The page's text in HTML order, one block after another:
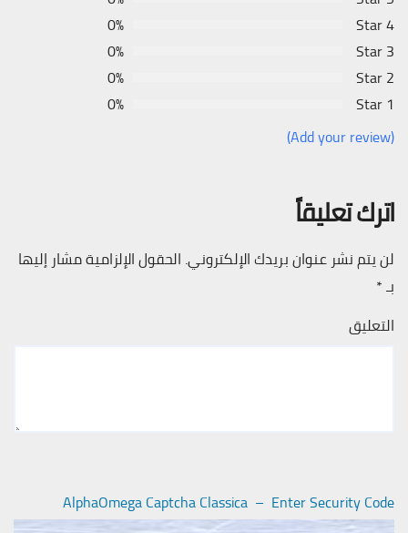
4 Star
0%
3 Star
0%
2 Star
0%
1 Star
0%
(Add your review)
اترك تعليقاً
لن يتم نشر عنوان بريدك الإلكتروني. الحقول الإلزامية مشار إليها
بـ*
التعليق
AlphaOmega Captcha Classica – Enter Security Code